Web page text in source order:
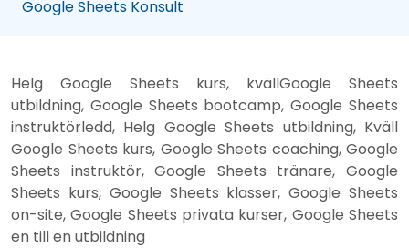
Google Sheets Konsult
Helg Google Sheets kurs, kvällGoogle Sheets
utbildning, Google Sheets bootcamp, Google Sheets
instruktörledd, Helg Google Sheets utbildning, Kväll
Google Sheets kurs, Google Sheets coaching, Google
Sheets instruktör, Google Sheets tränare, Google
Sheets kurs, Google Sheets klasser, Google Sheets
on-site, Google Sheets privata kurser, Google Sheets
en till en utbildning